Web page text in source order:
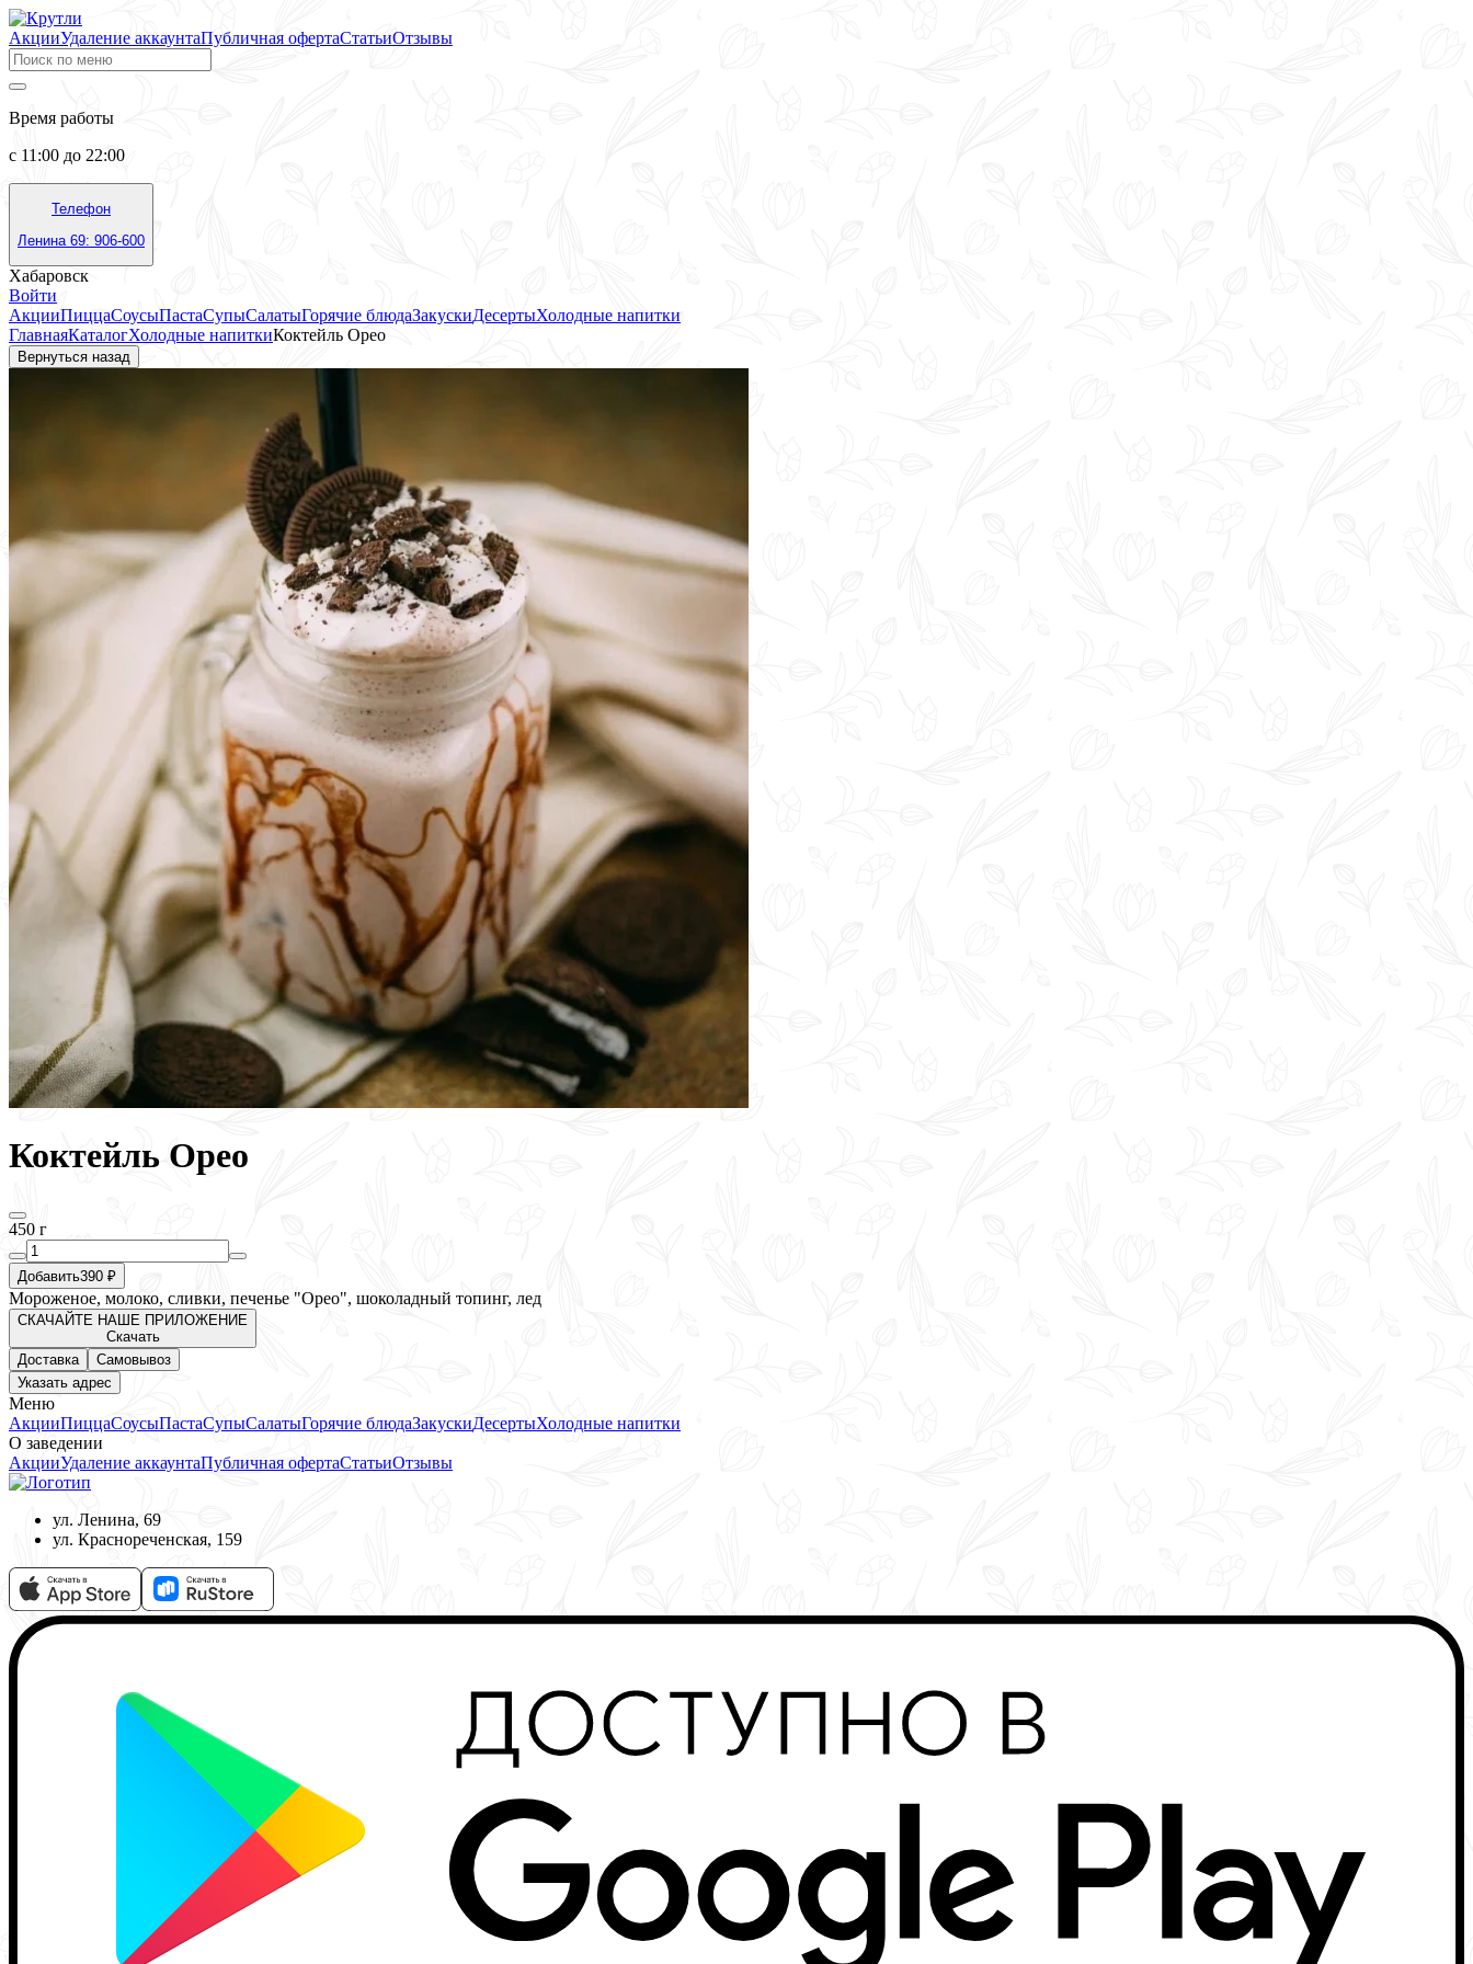
АкцииУдаление аккаунтаПубличная офертаСтатьиОтзывы
Время работы
с 11:00 до 22:00
Телефон
Ленина 69: 906-600
Хабаровск
Войти
АкцииПиццаСоусыПастаСупыСалатыГорячие блюдаЗакускиДесертыХолодные напитки
ГлавнаяКаталогХолодные напиткиКоктейль Орео
Вернуться назад
Коктейль Орео
450 г
Добавить390 ₽
Мороженое, молоко, сливки, печенье "Орео", шоколадный топинг, лед
СКАЧАЙТЕ НАШЕ ПРИЛОЖЕНИЕ
Скачать
Доставка
Самовывоз
Указать адрес
Меню
АкцииПиццаСоусыПастаСупыСалатыГорячие блюдаЗакускиДесертыХолодные напитки
О заведении
АкцииУдаление аккаунтаПубличная офертаСтатьиОтзывы
ул. Ленина, 69
ул. Краснореченская, 159